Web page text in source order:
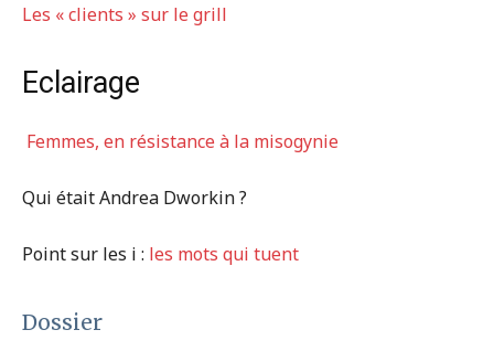
Les « clients » sur le grill
Eclairage
Femmes, en résistance à la misogynie
Qui était Andrea Dworkin ?
Point sur les i : les mots qui tuent
Dossier